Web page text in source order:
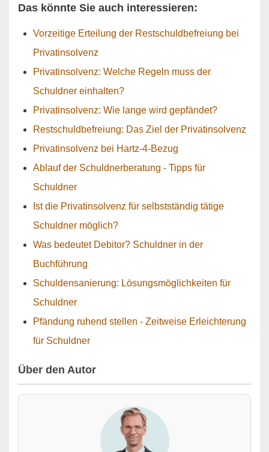
Das könnte Sie auch interessieren:
Vorzeitige Erteilung der Restschuldbefreiung bei
Privatinsolvenz
Privatinsolvenz: Welche Regeln muss der
Schuldner einhalten?
Privatinsolvenz: Wie lange wird gepfändet?
Restschuldbefreiung: Das Ziel der Privatinsolvenz
Privatinsolvenz bei Hartz-4-Bezug
Ablauf der Schuldnerberatung - Tipps für
Schuldner
Ist die Privatinsolvenz für selbstständig tätige
Schuldner möglich?
Was bedeutet Debitor? Schuldner in der
Buchführung
Schuldensanierung: Lösungsmöglichkeiten für
Schuldner
Pfändung ruhend stellen - Zeitweise Erleichterung
für Schuldner
Über den Autor